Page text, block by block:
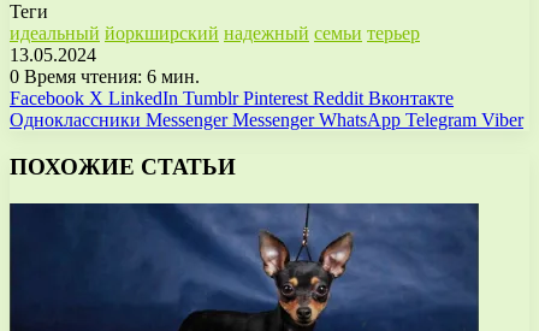
Теги
идеальный йоркширский надежный семьи терьер
13.05.2024
0 Время чтения: 6 мин.
Facebook X LinkedIn Tumblr Pinterest Reddit Вконтакте
Одноклассники Messenger Messenger WhatsApp Telegram Viber
ПОХОЖИЕ СТАТЬИ